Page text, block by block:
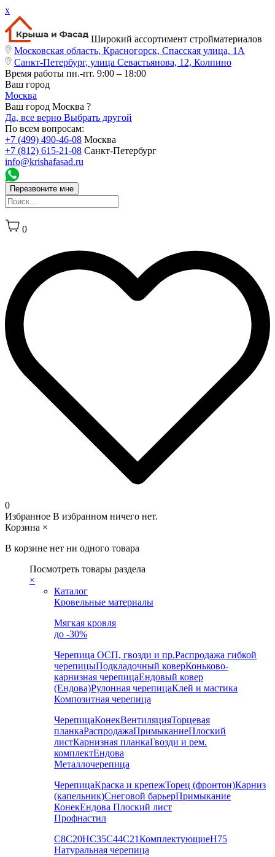
x
Широкий ассортимент стройматериалов
Московская область, Красногорск, Спасская улица, 1А
Санкт-Петербург, улица Севастьянова, 12, Колпино
Время работы пн.-пт. 9:00 – 18:00
Ваш город
Москва
Ваш город Москва ?
Да, все верно Выбрать другой
По всем вопросам:
+7 (499) 490-46-08 Москва
+7 (812) 615-21-08 Санкт-Петербург
info@krishafasad.ru
Перезвоните мне
0
0
Избранное В избранном ничего нет.
Корзина ×
В корзине нет ни одного товара
Посмотреть товары раздела
×
Каталог
Кровельные материалы
Мягкая кровля
до -30%
Черепица ОСП, гвозди и пр.Распродажа гибкой
черепицыПодкладочный коверКоньково-
карнизная черепицаЕндовый ковер
(Ендова)Рулонная черепицаКлей и мастика
Композитная черепица
ЧерепицаКонекВентиляцияТорцевая
планкаРаспродажаПримыканиеПлоский
листКарнизная планкаГвозди и рем.
комплектЕндова
Металлочерепица
ЧерепицаКраска и крепежТорец (фронтон)Карниз
(капельник)Снеговой барьерПримыкание
КонекЕндова Плоский лист
Профнастил
С8С20НС35С44С21КомплектующиеН75
Натуральная черепица